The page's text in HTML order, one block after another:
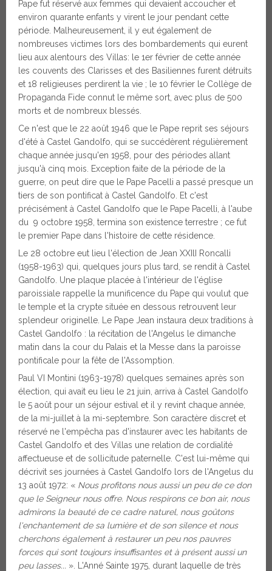
Pape fut réservé aux femmes qui devaient accoucher et
environ quarante enfants y virent le jour pendant cette
période. Malheureusement, il y eut également de
nombreuses victimes lors des bombardements qui eurent
lieu aux alentours des Villas: le 1er février de cette année
les couvents des Clarisses et des Basiliennes furent détruits
et 18 religieuses perdirent la vie ; le 10 février le Collège de
Propaganda Fide connut le même sort, avec plus de 500
morts et de nombreux blessés.
Ce n'est que le 22 août 1946 que le Pape reprit ses séjours
d'été à Castel Gandolfo, qui se succédèrent régulièrement
chaque année jusqu'en 1958, pour des périodes allant
jusqu'à cinq mois. Exception faite de la période de la
guerre, on peut dire que le Pape Pacelli a passé presque un
tiers de son pontificat à Castel Gandolfo. Et c'est
précisément à Castel Gandolfo que le Pape Pacelli, à l'aube
du 9 octobre 1958, termina son existence terrestre ; ce fut
le premier Pape dans l'histoire de cette résidence.
Le 28 octobre eut lieu l'élection de Jean XXIlI Roncalli
(1958-1963) qui, quelques jours plus tard, se rendit à Castel
Gandolfo. Une plaque placée à l'intérieur de l'église
paroissiale rappelle la munificence du Pape qui voulut que
le temple et la crypte située en dessous retrouvent leur
splendeur originelle. Le Pape Jean instaura deux traditions à
Castel Gandolfo : la récitation de l'Angelus le dimanche
matin dans la cour du Palais et la Messe dans la paroisse
pontificale pour la fête de l'Assomption.
Paul VI Montini (1963-1978) quelques semaines après son
élection, qui avait eu lieu le 21 juin, arriva à Castel Gandolfo
le 5 août pour un séjour estival et il y revint chaque année,
de la mi-juillet à la mi-septembre. Son caractère discret et
réservé ne l'empêcha pas d'instaurer avec les habitants de
Castel Gandolfo et des Villas une relation de cordialité
affectueuse et de sollicitude paternelle. C'est lui-même qui
décrivit ses journées à Castel Gandolfo lors de l'Angelus du
13 août 1972: « Nous profitons nous aussi un peu de ce don
que le Seigneur nous offre. Nous respirons ce bon air, nous
admirons la beauté de ce cadre naturel, nous goûtons
l'enchantement de sa lumière et de son silence et nous
cherchons également à restaurer un peu nos pauvres
forces qui sont toujours insuffisantes et à présent aussi un
peu lasses... ». L'Anné Sainte 1975, durant laquelle de très